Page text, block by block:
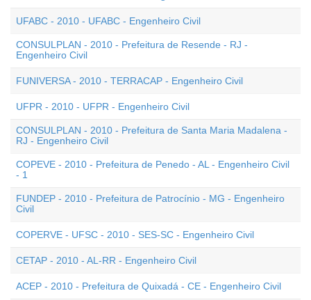
UFABC - 2010 - UFABC - Engenheiro Civil
CONSULPLAN - 2010 - Prefeitura de Resende - RJ -
Engenheiro Civil
FUNIVERSA - 2010 - TERRACAP - Engenheiro Civil
UFPR - 2010 - UFPR - Engenheiro Civil
CONSULPLAN - 2010 - Prefeitura de Santa Maria Madalena -
RJ - Engenheiro Civil
COPEVE - 2010 - Prefeitura de Penedo - AL - Engenheiro Civil
- 1
FUNDEP - 2010 - Prefeitura de Patrocínio - MG - Engenheiro
Civil
COPERVE - UFSC - 2010 - SES-SC - Engenheiro Civil
CETAP - 2010 - AL-RR - Engenheiro Civil
ACEP - 2010 - Prefeitura de Quixadá - CE - Engenheiro Civil